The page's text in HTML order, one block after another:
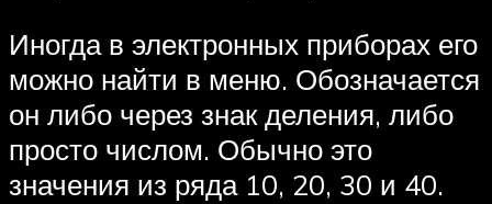
Иногда в электронных приборах его
можно найти в меню. Обозначается
он либо через знак деления, либо
просто числом. Обычно это
значения из ряда 10, 20, 30 и 40.